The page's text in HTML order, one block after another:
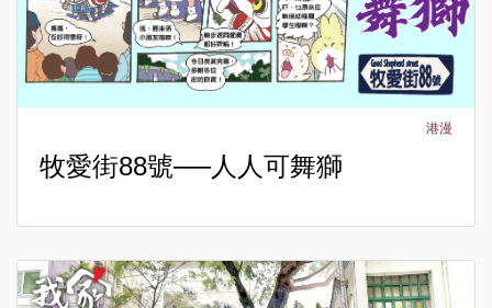
港漫
牧愛街88號──人人可舞獅